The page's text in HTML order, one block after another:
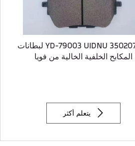
YD-79003 UIDNU 350207001 لبطانات
المكابح الخلفية الخالية من فويا
يتعلم أكثر 